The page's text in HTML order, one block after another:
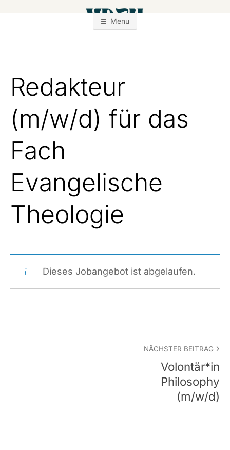
Menu
Redakteur
(m/w/d) für das
Fach
Evangelische
Theologie
Dieses Jobangebot ist abgelaufen.
NÄCHSTER BEITRAG
Volontär*in
Philosophy
(m/w/d)